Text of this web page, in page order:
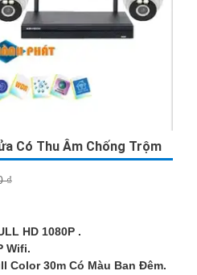
Có Thu Âm Chống Trộm
₫
HD 1080P .
Wifi.
Color 30m Có Màu Ban Ðêm.